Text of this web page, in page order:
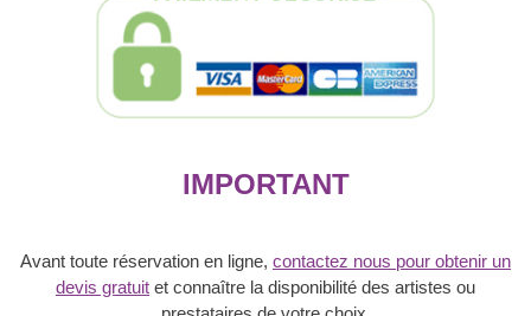
IMPORTANT
Avant toute réservation en ligne, contactez nous pour obtenir un
devis gratuit et connaître la disponibilité des artistes ou